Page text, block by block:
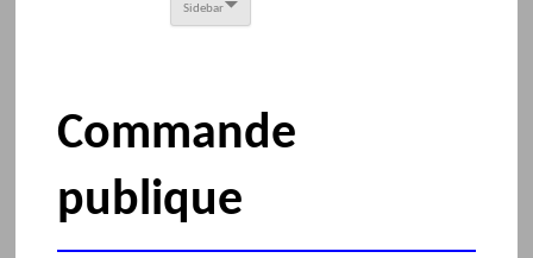
Sidebar
Commande
publique